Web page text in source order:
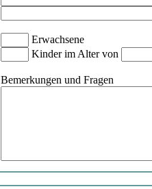
Erwachsene
Kinder im Alter von
Bemerkungen und Fragen